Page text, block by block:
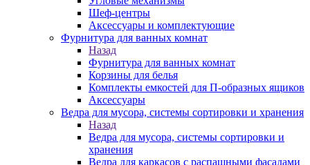
Шеф-центры
Аксессуары и комплектующие
Фурнитура для ванных комнат
Назад
Фурнитура для ванных комнат
Корзины для белья
Комплекты емкостей для П-образных ящиков
Аксессуары
Ведра для мусора, системы сортировки и хранения
Назад
Ведра для мусора, системы сортировки и
хранения
Ведра для каркасов с распашными фасадами